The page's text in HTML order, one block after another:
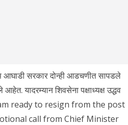
आघाडी सरकार दोन्ही आडचणीत सापडले
यादरम्यान शिवसेना पक्षाध्यक्ष उद्धव
I am ready to resign from the post
call from Chief Minister